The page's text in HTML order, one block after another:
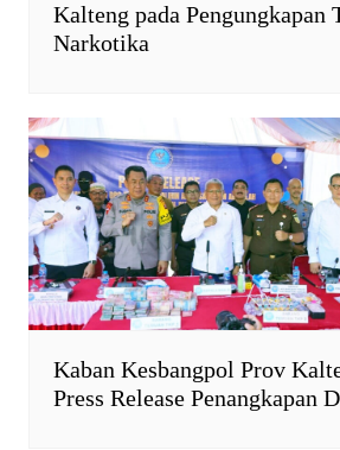
Kalteng pada Pengungkapan
Narkotika
Kaban Kesbangpol Prov
Press Release Penangkapan